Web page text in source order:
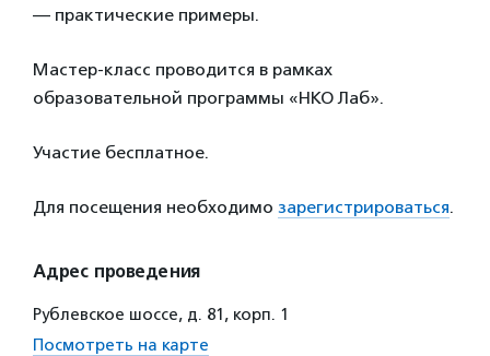
— практические примеры.
Мастер-класс проводится в рамках
образовательной программы «НКО Лаб».
Участие бесплатное.
Для посещения необходимо зарегистрироваться.
Адрес проведения
Рублевское шоссе, д. 81, корп. 1
Посмотреть на карте